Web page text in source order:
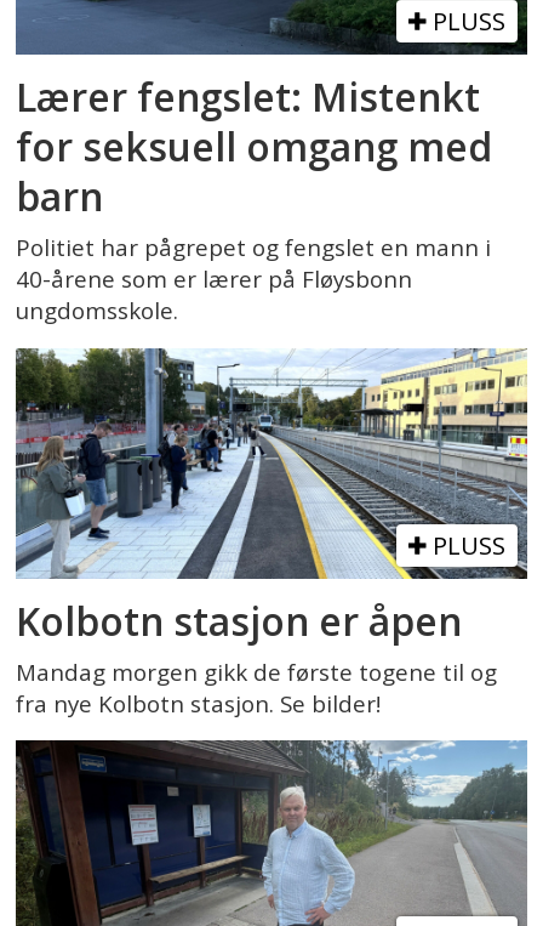
PLUSS
Lærer fengslet: Mistenkt
for seksuell omgang med
barn
Politiet har pågrepet og fengslet en mann i
40-årene som er lærer på Fløysbonn
ungdomsskole.
PLUSS
Kolbotn stasjon er åpen
Mandag morgen gikk de første togene til og
fra nye Kolbotn stasjon. Se bilder!